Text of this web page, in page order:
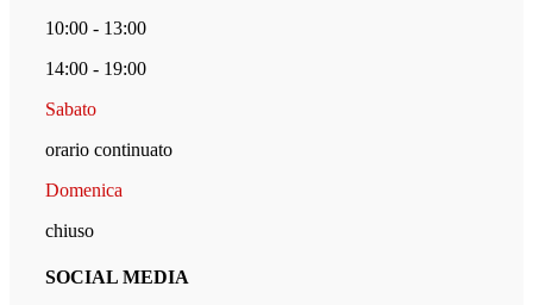
10:00 - 13:00
14:00 - 19:00
Sabato
orario continuato
Domenica
chiuso
SOCIAL MEDIA